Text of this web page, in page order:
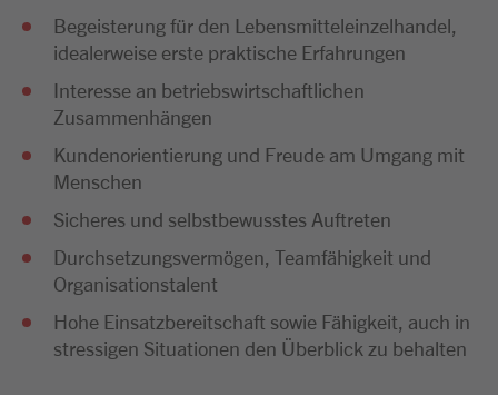
Begeisterung für den Lebensmitteleinzelhandel,
idealerweise erste praktische Erfahrungen
Interesse an betriebswirtschaftlichen
Zusammenhängen
Kundenorientierung und Freude am Umgang mit
Menschen
Sicheres und selbstbewusstes Auftreten
Durchsetzungsvermögen, Teamfähigkeit und
Organisationstalent
Hohe Einsatzbereitschaft sowie Fähigkeit, auch in
stressigen Situationen den Überblick zu behalten